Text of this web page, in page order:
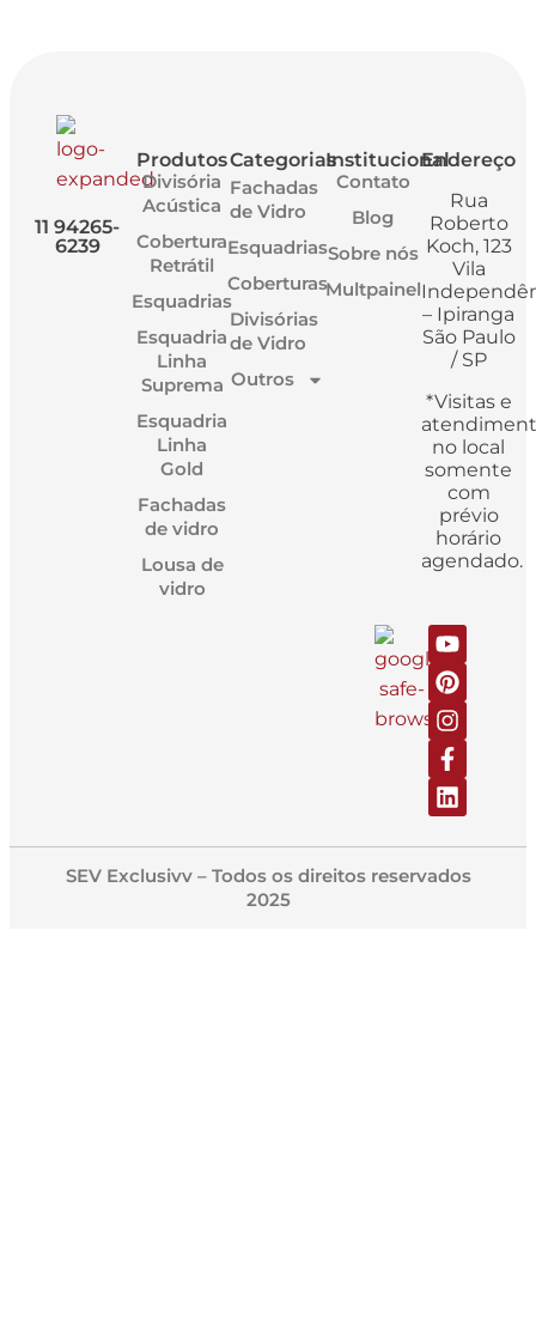
11 94265-
6239
Produtos
Divisória
Acústica
Cobertura
Retrátil
Esquadrias
Esquadria
Linha
Suprema
Esquadria
Linha
Gold
Fachadas
de vidro
Lousa de
vidro
Categorias
Fachadas
de Vidro
Esquadrias
Coberturas
Divisórias
de Vidro
Outros
Institucional
Contato
Blog
Sobre nós
Multpainel
Endereço
Rua
Roberto
Koch, 123
Vila
– Ipiranga
São Paulo
/ SP
*Visitas e
no local
somente
com
prévio
horário
agendado.
SEV Exclusivv – Todos os direitos reservados
2025